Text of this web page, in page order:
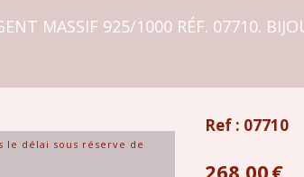
MASSIF 925/1000 RÉF. 07710.
le délai sous réserve de
Ref : 07710
268,00€